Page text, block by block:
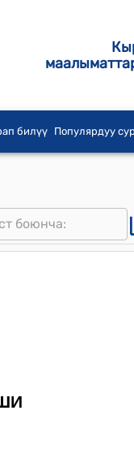
билүү Популярдуу